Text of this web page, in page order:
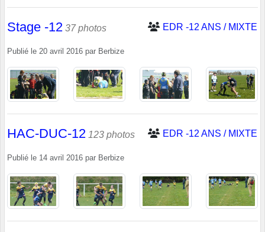
Stage -12 37 photos EDR -12 ANS / MIXTE
Publié le 20 avril 2016 par Berbize
HAC-DUC-12 123 photos EDR -12 ANS / MIXTE
Publié le 14 avril 2016 par Berbize